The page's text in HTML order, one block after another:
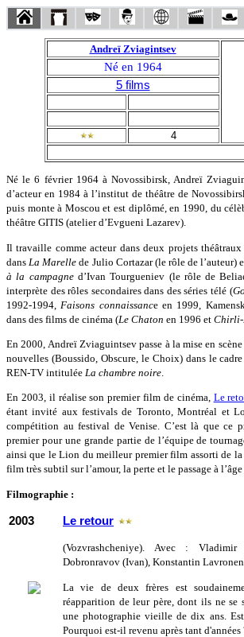
Andreï Zviagintsev
Né en 1964
5 films
4
Né le 6 février 1964 à Novossibirsk, Andreï
d’acteur en 1984 à l’institut de théâtre de
puis monte à Moscou et est diplômé, en 1990, du
théâtre GITIS (atelier d’Evgueni Lazarev).
Il travaille comme acteur dans deux projets
dans La Marelle de Julio Cortazar (le rôle de l’auteur)
à la campagned’Ivan Tourgueniev (le rôle de
interprète des rôles secondaires dans des séries télé (
1992-1994, Faisons connaissance en 1999,
dans des films de cinéma (Le Chaton en 1996 et
En 2000, Andreï Zviaguintsev passe à la mise en
nouvelles (Boussido, Obscure, le Choix) dans le
REN-TV intitulée La chambre noire
En 2003, il réalise son premier film de cinéma, Le
étant invité aux festivals de Toronto, Montréal et
compétition au festival de Venise. C’est là que ce
premier pour une grande partie de l’équipe de
ainsi que le Lion du meilleur premier film assorti de
film très subtil sur l’amour, la perte et le passage à
Filmographie :
2003 Le retour
(Vozvrashcheniye). Avec :
Dobronravov (Ivan), Konstantin
La vie de deux frères est
réapparition de leur père, dont ils ne se
une photographie vieille de dix ans.
Pourquoi est-il revenu après tant d'années